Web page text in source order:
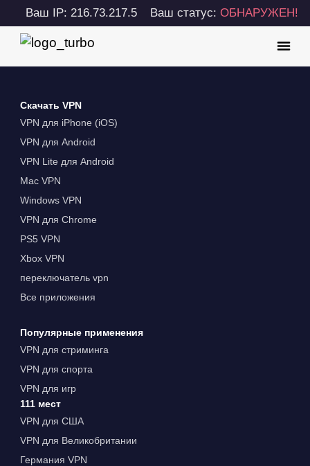
Ваш IP: 216.73.217.5 Ваш статус: ОБНАРУЖЕН!
Скачать VPN
VPN для iPhone (iOS)
VPN для Android
VPN Lite для Android
Mac VPN
Windows VPN
VPN для Chrome
PS5 VPN
Xbox VPN
переключатель vpn
Все приложения
Популярные применения
VPN для стриминга
VPN для спорта
VPN для игр
111 мест
VPN для США
VPN для Великобритании
Германия VPN